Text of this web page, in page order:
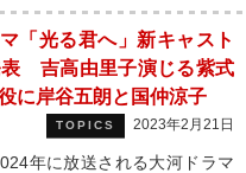
「光る君へ」新キャスト
表 吉高由里子演じる紫式
に岸谷五朗と国仲涼子
TOPICS 2023年2月21日
年に放送される大河ドラマ